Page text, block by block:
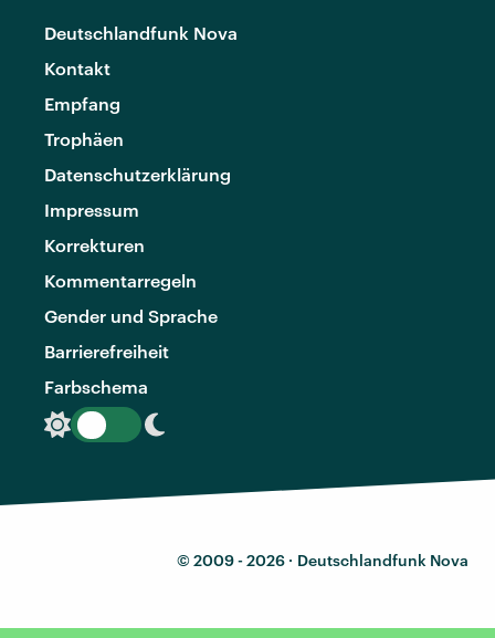
Deutschlandfunk Nova
Kontakt
Empfang
Trophäen
Datenschutzerklärung
Impressum
Korrekturen
Kommentarregeln
Gender und Sprache
Barrierefreiheit
Farbschema
© 2009 - 2026 · Deutschlandfunk Nova